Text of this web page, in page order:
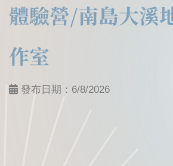
體驗營/南島大溪
作室
發布日期： 6/8/2026